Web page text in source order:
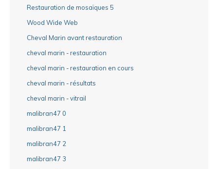
Restauration de mosaïques 5
Wood Wide Web
Cheval Marin avant restauration
cheval marin - restauration
cheval marin - restauration en cours
cheval marin - résultats
cheval marin - vitrail
malibran47 0
malibran47 1
malibran47 2
malibran47 3